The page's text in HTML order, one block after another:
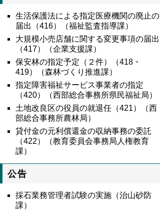
生活保護法による指定医療機関の廃止の
届出（416）（福祉監査指導課）
大規模小売店舗に関する変更事項の届出
（417）（企業支援課）
保安林の指定予定（２件）（418・
419）（森林づくり推進課）
指定障害福祉サービス事業者の指定
（420）（西部総合事務所県民福祉局）
土地改良区の役員の就退任（421）（西
部総合事務所農林局）
貸付金の元利償還金の収納事務の委託
（422）（教育委員会事務局人権教育
課）
公告
採石業務管理者試験の実施（治山砂防
課）